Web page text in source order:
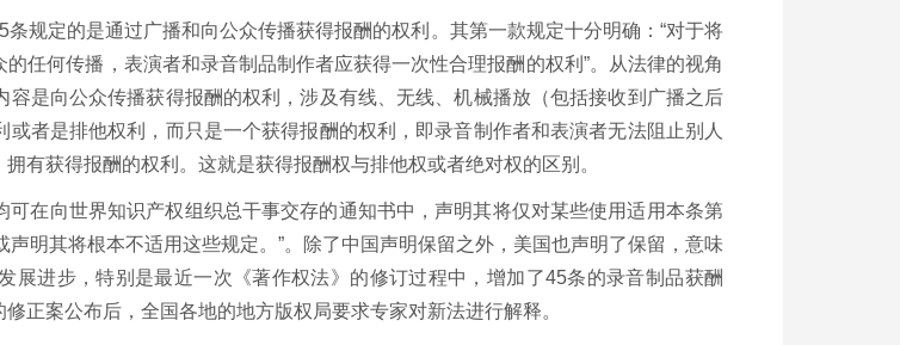
规定的是通过广播和向公众传播获得报酬的权利。其第一款规定十分明确：“对于将
任何传播，表演者和录音制品制作者应获得一次性合理报酬的权利”。从法律的视角
是向公众传播获得报酬的权利，涉及有线、无线、机械播放（包括接收到广播之后
者是排他权利，而只是一个获得报酬的权利，即录音制作者和表演者无法阻止别人
有获得报酬的权利。这就是获得报酬权与排他权或者绝对权的区别。
可在向世界知识产权组织总干事交存的通知书中，声明其将仅对某些使用适用本条第
明其将根本不适用这些规定。”。除了中国声明保留之外，美国也声明了保留，意味
展进步，特别是最近一次《著作权法》的修订过程中，增加了45条的录音制品获酬
正案公布后，全国各地的地方版权局要求专家对新法进行解释。